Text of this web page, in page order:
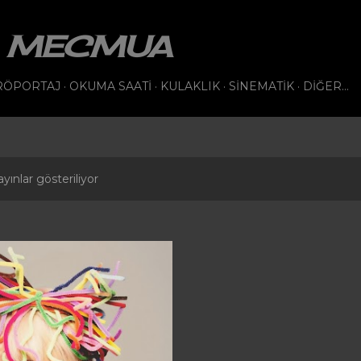
MECMUA
OKUMA SAATI KULAKLIK SINEMATIK DIĞER…
gösteriliyor